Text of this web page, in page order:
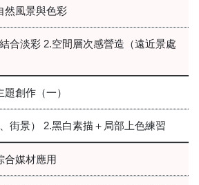
然風景與色彩
合淡彩 2.空間層次感營造（遠近景處
題創作（一）
街景） 2.黑白素描＋局部上色練習
合媒材應用